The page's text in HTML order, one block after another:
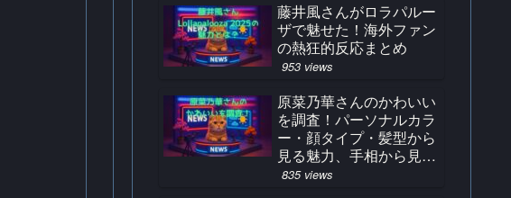
藤井風さんがロラパルー
ザで魅せた！海外ファン
の熱狂的反応まとめ
953 views
原菜乃華さんのかわいい
を調査！パーソナルカラ
ー・顔タイプ・髪型から
見る魅力、手相から見る
占い結果とは？
835 views